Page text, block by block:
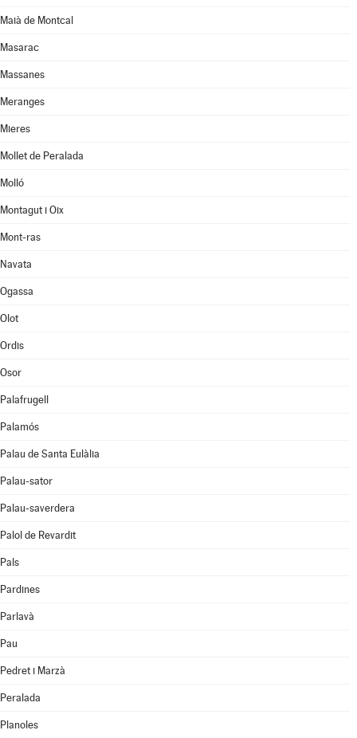
Maià de Montcal
Masarac
Massanes
Meranges
Mieres
Mollet de Peralada
Molló
Montagut i Oix
Mont-ras
Navata
Ogassa
Olot
Ordis
Osor
Palafrugell
Palamós
Palau de Santa Eulàlia
Palau-sator
Palau-saverdera
Palol de Revardit
Pals
Pardines
Parlavà
Pau
Pedret i Marzà
Peralada
Planoles